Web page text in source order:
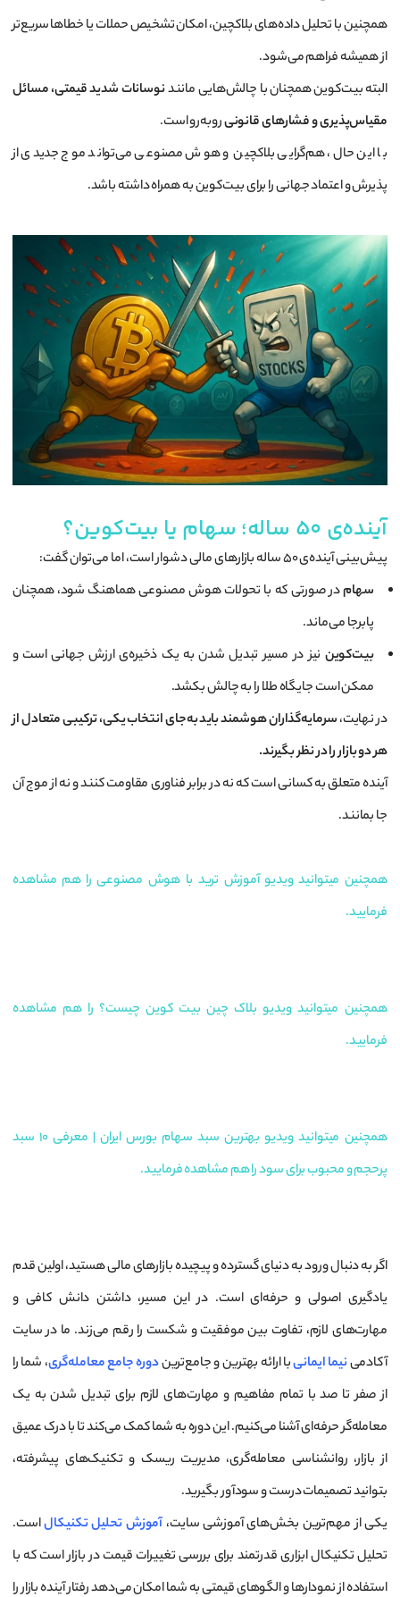
همچنین با تحلیل داده‌های بلاکچین، امکان تشخیص حملات یا خطاها سریع‌تر
از همیشه فراهم می‌شود.
البته بیت‌کوین همچنان با چالش‌هایی مانندنوسانات شدید قیمتی، مسائل
مقیاس‌پذیری و فشارهای قانونیروبه‌رو است.
با این حال، هم‌گرایی بلاکچین و هوش مصنوعی می‌تواند موج جدیدی از
پذیرش و اعتماد جهانی را برای بیت‌کوین به همراه داشته باشد.
آینده‌ی ۵۰ ساله؛ سهام یا بیت‌کوین؟
پیش‌بینی آینده‌ی ۵۰ ساله بازارهای مالی دشوار است، اما می‌توان گفت:
سهامدر صورتی که با تحولات هوش مصنوعی هماهنگ شود، همچنان
پابرجا می‌ماند.
بیت‌کوین نیز در مسیر تبدیل شدن به یک ذخیره‌ی ارزش جهانی است و
ممکن است جایگاه طلا را به چالش بکشد.
در نهایت،سرمایه‌گذاران هوشمند باید به‌جای انتخاب یکی، ترکیبی متعادل از
هر دو بازار را در نظر بگیرند.
آینده متعلق به کسانی است که نه در برابر فناوری مقاومت کنند و نه از موج آن
جا بمانند.
همچنین میتوانید ویدیو آموزش ترید با هوش مصنوعی را هم مشاهده
فرمایید.
همچنین میتوانید ویدیو بلاک چین بیت کوین چیست؟ را هم مشاهده
فرمایید.
همچنین میتوانید ویدیو بهترین سبد سهام بورس ایران | معرفی ۱۰ سبد
پرحجم و محبوب برای سود را هم مشاهده فرمایید.
اگر به دنبال ورود به دنیای گسترده و پیچیده بازارهای مالی هستید، اولین قدم
یادگیری اصولی و حرفه‌ای است. در این مسیر، داشتن دانش کافی و
مهارت‌های لازم، تفاوت بین موفقیت و شکست را رقم می‌زند. ما در سایت
آکادمینیما ایمانیبا ارائه بهترین و جامع‌تریندوره جامع معامله‌گری، شما را
از صفر تا صد با تمام مفاهیم و مهارت‌های لازم برای تبدیل شدن به یک
معامله‌گر حرفه‌ای آشنا می‌کنیم. این دوره به شما کمک می‌کند تا با درک عمیق
از بازار، روانشناسی معامله‌گری، مدیریت ریسک و تکنیک‌های پیشرفته،
بتوانید تصمیمات درست و سودآور بگیرید.
یکی از مهم‌ترین بخش‌های آموزشی سایت، آموزش تحلیل تکنیکالاست.
تحلیل تکنیکال ابزاری قدرتمند برای بررسی تغییرات قیمت در بازار است که با
استفاده از نمودارها و الگوهای قیمتی به شما امکان می‌دهد رفتار آینده بازار را